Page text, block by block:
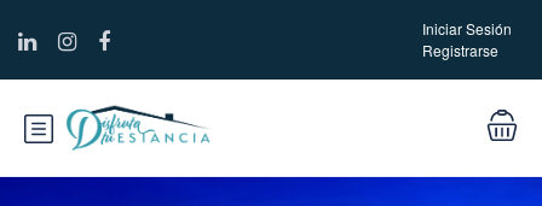
Iniciar Sesión
Registrarse